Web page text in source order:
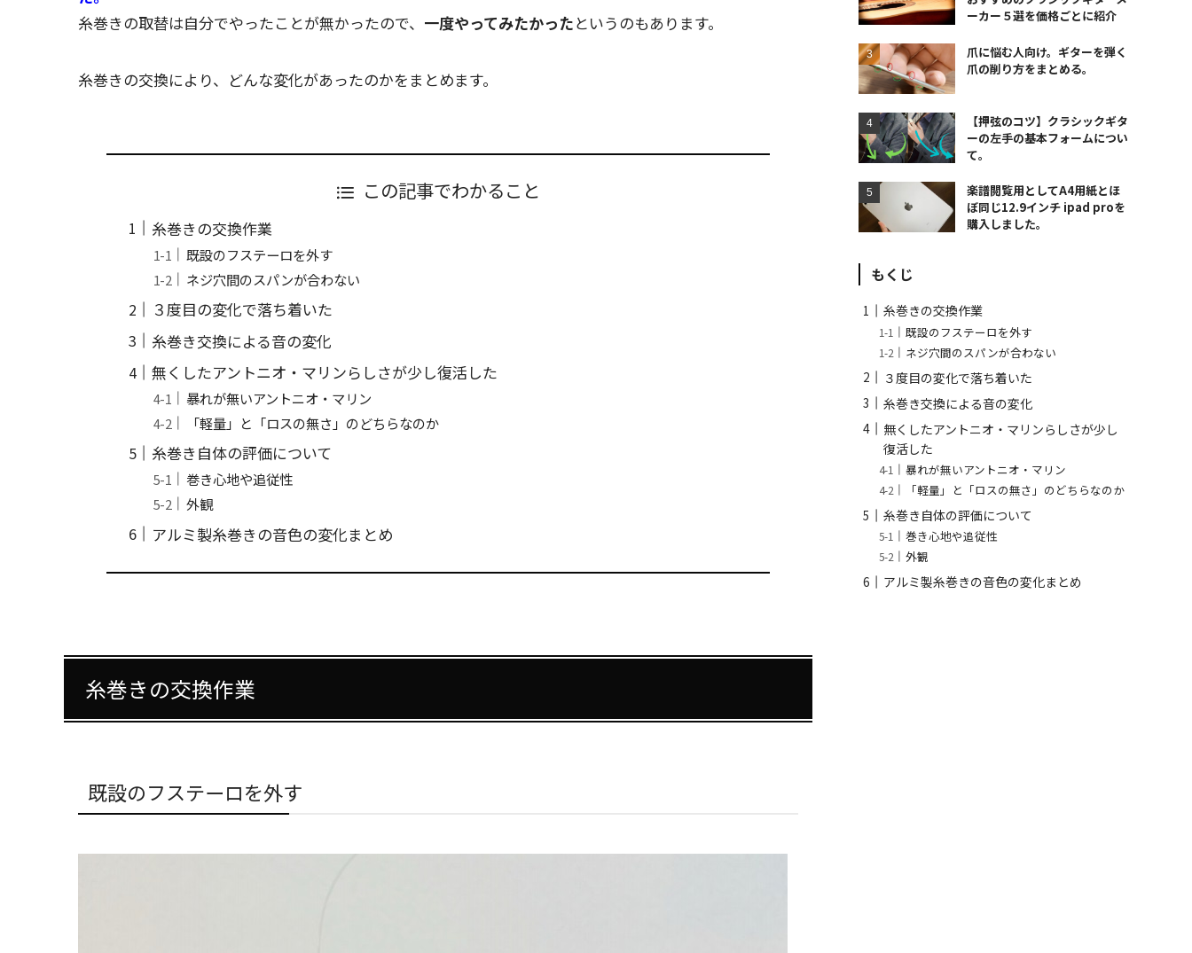
糸巻きの取替は自分でやったことが無かったので、 一度やってみたかったというのもあります。
糸巻きの交換により、どんな変化があったのかをまとめます。
この記事でわかること
糸巻きの交換作業
既設のフステーロを外す
ネジ穴間のスパンが合わない
３度目の変化で落ち着いた
糸巻き交換による音の変化
無くしたアントニオ・マリンらしさが少し復活した
暴れが無いアントニオ・マリン
「軽量」と「ロスの無さ」のどちらなのか
糸巻き自体の評価について
巻き心地や追従性
外観
アルミ製糸巻きの音色の変化まとめ
糸巻きの交換作業
既設のフステーロを外す
ーカー５選を価格ごとに紹介
爪に悩む人向け。ギターを弾く
爪の削り方をまとめる。
【押弦のコツ】クラシックギタ
ーの左手の基本フォームについ
て。
楽譜閲覧用としてA4用紙とほ
ぼ同じ12.9インチ ipad proを
購入しました。
もくじ
糸巻きの交換作業
既設のフステーロを外す
ネジ穴間のスパンが合わない
３度目の変化で落ち着いた
糸巻き交換による音の変化
無くしたアントニオ・マリンらしさが少し
復活した
暴れが無いアントニオ・マリン
「軽量」と「ロスの無さ」のどちらなのか
糸巻き自体の評価について
巻き心地や追従性
外観
アルミ製糸巻きの音色の変化まとめ